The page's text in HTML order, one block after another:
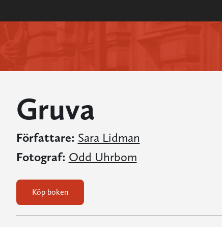
Gruva
Författare: Sara Lidman
Fotograf: Odd Uhrbom
Köp boken